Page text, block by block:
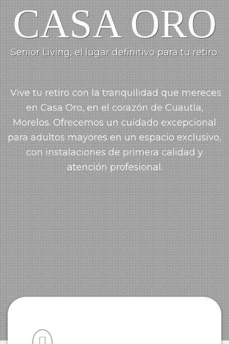
CASA ORO
Senior Living, el lugar definitivo para tu retiro.
Vive tu retiro con la tranquilidad que mereces
en Casa Oro, en el corazón de Cuautla,
Morelos.Ofrecemos un cuidadoexcepcional
para adultos mayores en un espacio exclusivo,
con instalaciones de primera calidad y
atención profesional.